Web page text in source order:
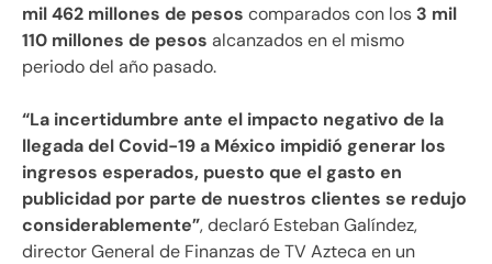
mil 462 millones de pesos comparados con los 3 mil
110 millones de pesos alcanzados en el mismo
periodo del año pasado.
“La incertidumbre ante el impacto negativo de la
llegada del Covid-19 a México impidió generar los
ingresos esperados, puesto que el gasto en
publicidad por parte de nuestros clientes se redujo
considerablemente”, declaró Esteban Galíndez,
director General de Finanzas de TV Azteca en un